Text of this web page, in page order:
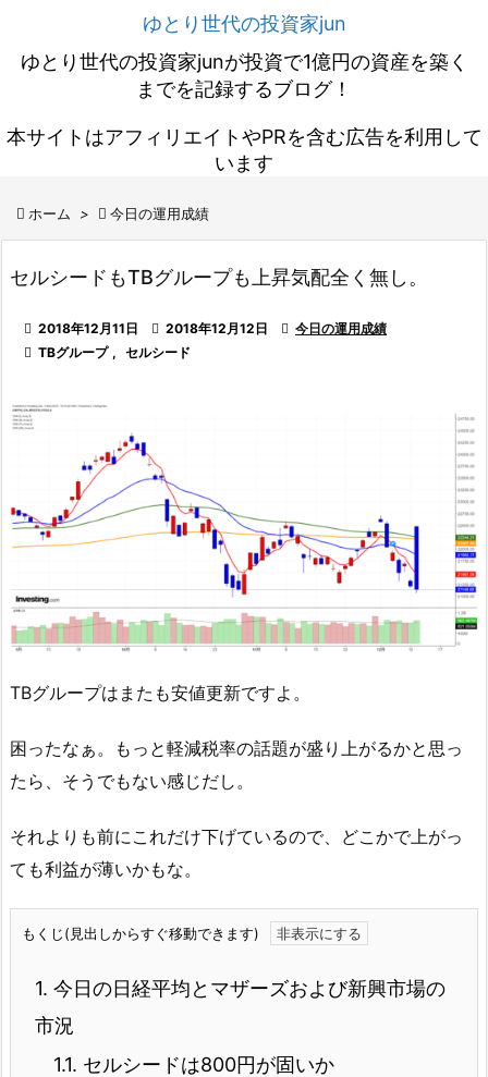
ゆとり世代の投資家jun
ゆとり世代の投資家junが投資で1億円の資産を築く
までを記録するブログ！
本サイトはアフィリエイトやPRを含む広告を利用して
います
 ホーム >  今日の運用成績
セルシードもTBグループも上昇気配全く無し。
 2018年12月11日  2018年12月12日  今日の運用成績
 TBグループ , セルシード
TBグループはまたも安値更新ですよ。
困ったなぁ。もっと軽減税率の話題が盛り上がるかと思っ
たら、そうでもない感じだし。
それよりも前にこれだけ下げているので、どこかで上がっ
ても利益が薄いかもな。
もくじ(見出しからすぐ移動できます)
1. 今日の日経平均とマザーズおよび新興市場の
市況
1.1. セルシードは800円が固いか